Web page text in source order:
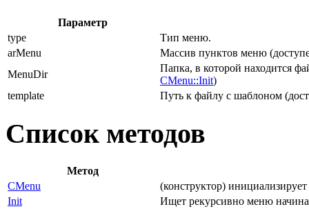
Параметр
type
Тип меню.
arMenu
Массив пунктов меню
MenuDir
Папка, в которой находится
CMenu::Init)
template
Путь к файлу с шаблоном
Список методов
Метод
CMenu
(конструктор)
Init
Ищет рекурсивно меню